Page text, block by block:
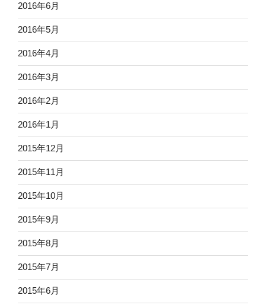
2016年6月
2016年5月
2016年4月
2016年3月
2016年2月
2016年1月
2015年12月
2015年11月
2015年10月
2015年9月
2015年8月
2015年7月
2015年6月